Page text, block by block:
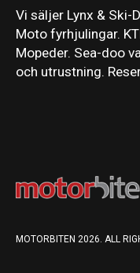
Vi säljer Lynx & Ski-
Moto fyrhjulingar.
Mopeder. Sea-doo
och utrustning.
MOTORBITEN 2026. ALL